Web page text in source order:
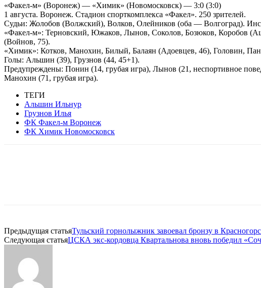
«Факел-м» (Воронеж) — «Химик» (Новомосковск) — 3:0 (3:0)
1 августа. Воронеж. Стадион спорткомплекса «Факел». 250 зрителей.
Судьи: Жолобов (Волжский), Волков, Олейников (оба — Волгоград).
«Факел-м»: Терновский, Южаков, Лынов, Соколов, Бозюков, Коробов
(Войнов, 75).
«Химик»: Котков, Манохин, Билый, Балаян (Адоевцев, 46), Головин,
Голы: Альшин (39), Грузнов (44, 45+1).
Предупреждены: Понин (14, грубая игра), Лынов (21, неспортивное
Манохин (71, грубая игра).
ТЕГИ
Альшин Ильнур
Грузнов Илья
ФК Факел-м Воронеж
ФК Химик Новомосковск
Предыдущая статьяТульский горнолыжник завоевал бронзу в
Следующая статьяЦСКА экс-кордовца Квартальнова вновь победил